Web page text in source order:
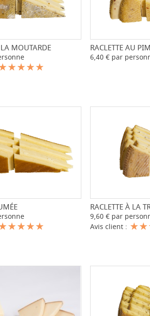
-
MOUTARDE RACLETTE AU
6,40 € par
RACLETTE À LA
9,60 € par
Avis client :